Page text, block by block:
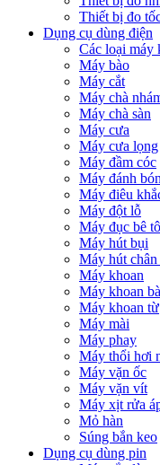
Thiết bị đo
Dụng cụ dùng điện
Các loại máy
Máy bào
Máy cắt
Máy chà
Máy chà sàn
Máy cưa
Máy cưa lọng
Máy đầm cóc
Máy đánh
Máy điêu
Máy đột lỗ
Máy đục bê
Máy hút bụi
Máy hút
Máy khoan
Máy khoan
Máy khoan từ
Máy mài
Máy phay
Máy thổi hơi
Máy vặn ốc
Máy vặn vít
Máy xịt rửa
Mỏ hàn
Súng bắn keo
Dụng cụ dùng pin